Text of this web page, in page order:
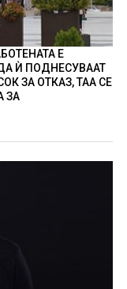
Е
Ѝ ПОДНЕСУВААТ
ЗА ОТКАЗ, ТАА СЕ
ЗА